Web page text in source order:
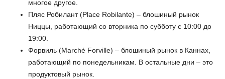
многое другое.
Пляс Робилант (Place Robilante) – блошиный рынок
Ниццы, работающий со вторника по субботу с 10:00 до
19:00.
Форвиль (Marché Forville) – блошиный рынок в Каннах,
работающий по понедельникам. В остальные дни – это
продуктовый рынок.